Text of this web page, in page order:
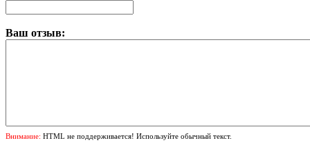
Ваш отзыв:
Внимание: HTML не поддерживается! Используйте обычный текст.